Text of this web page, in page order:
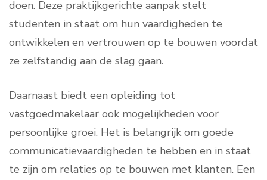
doen. Deze praktijkgerichte aanpak stelt
studenten in staat om hun vaardigheden te
ontwikkelen en vertrouwen op te bouwen voordat
ze zelfstandig aan de slag gaan.
Daarnaast biedt een opleiding tot
vastgoedmakelaar ook mogelijkheden voor
persoonlijke groei. Het is belangrijk om goede
communicatievaardigheden te hebben en in staat
te zijn om relaties op te bouwen met klanten. Een